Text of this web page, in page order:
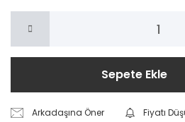
Sepete Ekle
Arkadaşına Öner
Fiyatı